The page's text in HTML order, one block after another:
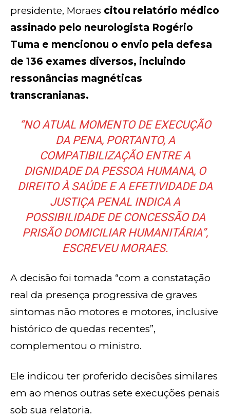
presidente, Moraes citou relatório médico
assinado pelo neurologista Rogério
Tuma e mencionou o envio pela defesa
de 136 exames diversos, incluindo
ressonâncias magnéticas
transcranianas.
“NO ATUAL MOMENTO DE EXECUÇÃO
DA PENA, PORTANTO, A
COMPATIBILIZAÇÃO ENTRE A
DIGNIDADE DA PESSOA HUMANA, O
DIREITO À SAÚDE E A EFETIVIDADE DA
JUSTIÇA PENAL INDICA A
POSSIBILIDADE DE CONCESSÃO DA
PRISÃO DOMICILIAR HUMANITÁRIA”,
ESCREVEU MORAES.
A decisão foi tomada “com a constatação
real da presença progressiva de graves
sintomas não motores e motores, inclusive
histórico de quedas recentes”,
complementou o ministro.
Ele indicou ter proferido decisões similares
em ao menos outras sete execuções penais
sob sua relatoria.